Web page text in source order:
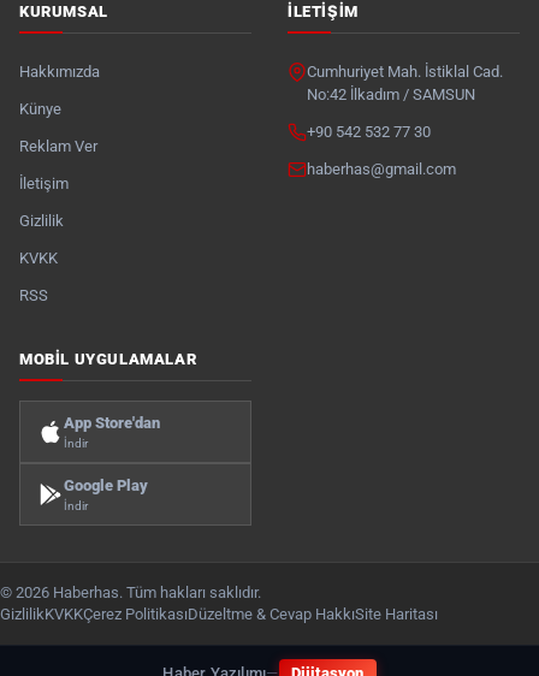
KURUMSAL
Hakkımızda
Künye
Reklam Ver
İletişim
Gizlilik
KVKK
RSS
İLETIŞIM
Cumhuriyet Mah. İstiklal Cad.
No:42 İlkadım / SAMSUN
+90 542 532 77 30
haberhas@gmail.com
MOBIL UYGULAMALAR
App Store'dan
İndir
Google Play
İndir
© 2026 Haberhas. Tüm hakları saklıdır.
GizlilikKVKKÇerez PolitikasıDüzeltme & Cevap HakkıSite Haritası